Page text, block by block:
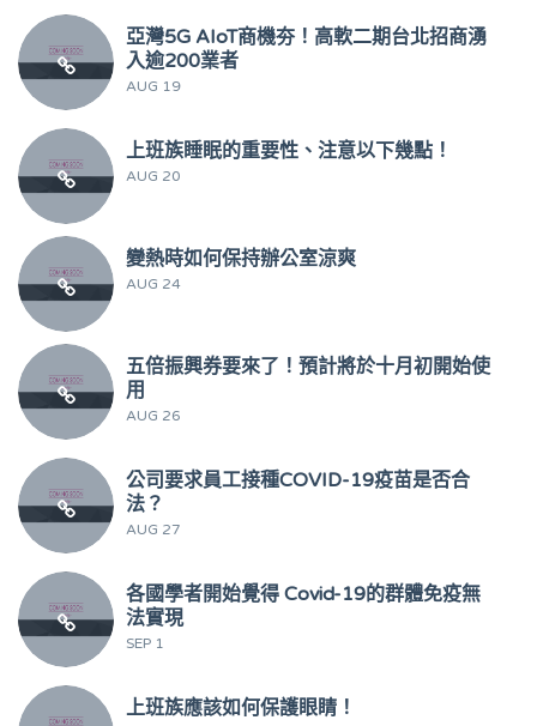
亞灣5G AIoT商機夯！高軟二期台北招商湧
入逾200業者
AUG 19
上班族睡眠的重要性、注意以下幾點！
AUG 20
變熱時如何保持辦公室涼爽
AUG 24
五倍振興券要來了！預計將於十月初開始使
用
AUG 26
公司要求員工接種COVID-19疫苗是否合
法？
AUG 27
各國學者開始覺得 Covid-19的群體免疫無
法實現
SEP 1
上班族應該如何保護眼睛！